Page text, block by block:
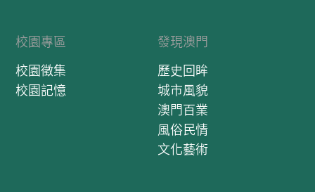
校園專區
校園徵集
校園記憶
發現澳門
歷史回眸
城市風貌
澳門百業
風俗民情
文化藝術